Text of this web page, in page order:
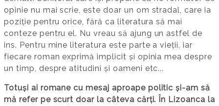
opinie nu mai scrie, este doar un om stradal, care ia
poziție pentru orice, fără ca literatura să mai
conteze pentru el. Nu vreau să ajung un astfel de
ins. Pentru mine literatura este parte a vieții, iar
fiecare roman exprimă implicit și opinia mea despre
un timp, despre atitudini și oameni etc...
Totuși ai romane cu mesaj aproape politic și-am să
mă refer pe scurt doar la câteva cărți. În Lizoanca la